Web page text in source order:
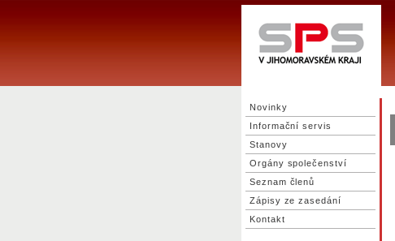
Novinky
Informační servis
Stanovy
Orgány společenství
Seznam členů
Zápisy ze zasedání
Kontakt